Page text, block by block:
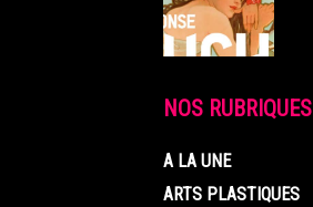
NOS RUBRIQUES
A LA UNE
ARTS PLASTIQUES